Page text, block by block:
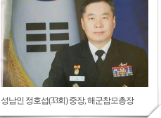
성남인 정호섭(33회) 중장, 해군참모총장